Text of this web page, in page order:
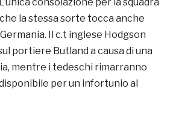
la stessa sorte tocca anche
Il c.t inglese Hodgson
portiere Butland a causa di una
mentre i tedeschi rimarranno
per un infortunio al